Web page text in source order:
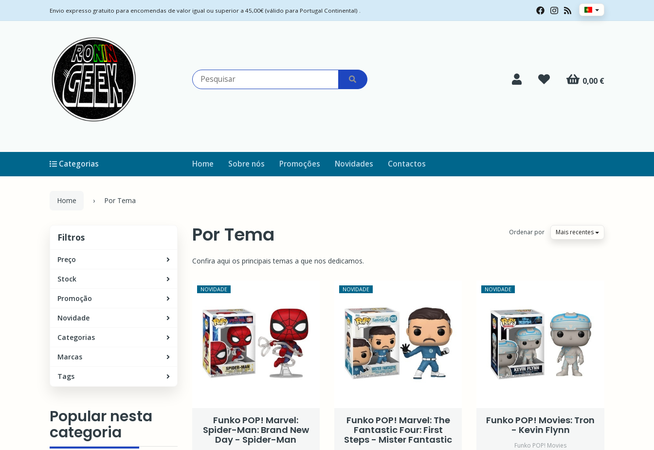
Envio expresso gratuito para encomendas de valor igual ou superior a 45,00€ (válido para Portugal Continental) .
0,00 €
Home Sobre nós Promoções Novidades Contactos
Categorias
Home Por Tema
Filtros
Preço
Stock
Promoção
Novidade
Categorias
Marcas
Tags
Popular nesta
categoria
Por Tema Ordenar por Mais recentes
Confira aqui os principais temas a que nos dedicamos.
NOVIDADE
Funko POP! Marvel:
Spider-Man: Brand New
Day - Spider-Man
NOVIDADE
Funko POP! Marvel: The
Fantastic Four: First
Steps - Mister Fantastic
NOVIDADE
Funko POP! Movies: Tron
- Kevin Flynn
Funko POP! Movies